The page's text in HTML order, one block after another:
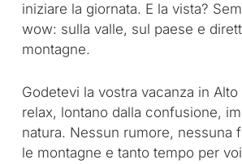
iniziare la giornata. E la vista?
wow: sulla valle, sul paese e
montagne.
Godetevi la vostra vacanza in
relax, lontano dalla confusione,
natura. Nessun rumore, nessuna
le montagne e tanto tempo per